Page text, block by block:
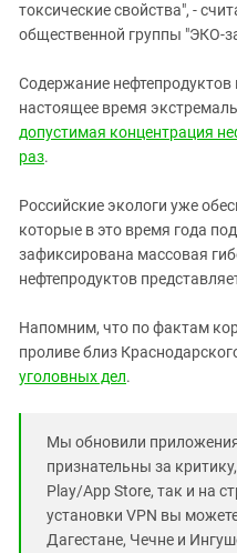
токсические свойства", -
общественной группы "ЭКО-
Содержание
настоящее время
допустимая концентрация
раз.
Российские экологи уже
которые в это время года
зафиксирована массовая
нефтепродуктов
Напомним, что по фактам
проливе близ
уголовных дел.
Мы обновили
признательны за
Play/App Store, так и на
установки VPN вы
Дагестане, Чечне и